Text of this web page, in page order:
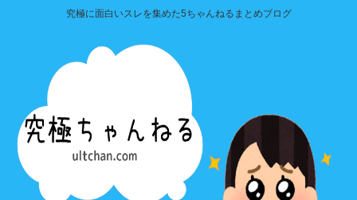
究極に面白いスレを集めた5ちゃんねるまとめブログ